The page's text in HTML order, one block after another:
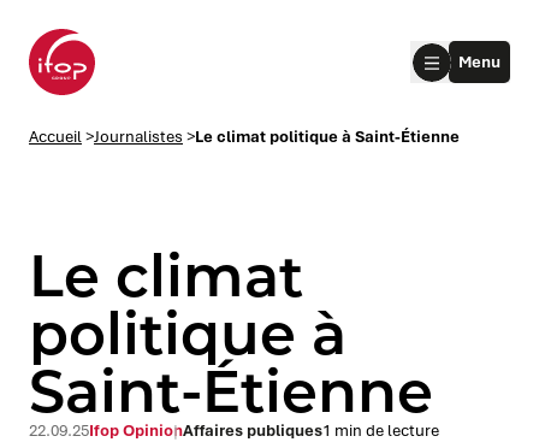
submenu
submenu
Menu
Accueil>Journalistes >Le climat politique à Saint-Étienne
Le climat
politique à
Saint-Étienne
22.09.25Ifop OpinionAffaires publiques1 min de lecture